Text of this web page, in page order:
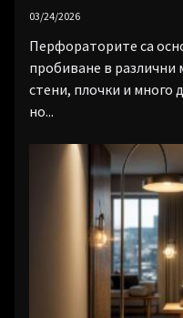
03/24/2026
Перфораторите са
пробиване в различни
стени, плочки и много
но...